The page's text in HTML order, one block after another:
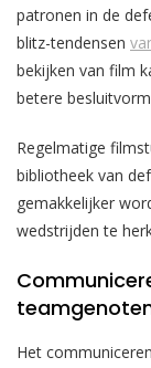
patronen in de
blitz-tendensen
bekijken van film
betere
Regelmatige
bibliotheek van
gemakkelijker
wedstrijden te
Het